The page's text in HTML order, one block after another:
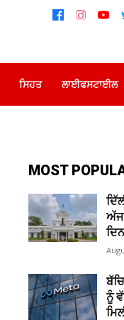
ਸਿਹਤ ਲਾਈਫਸਟਾਈਲ
MOST
ਅੱਜ
ਨੂੰ